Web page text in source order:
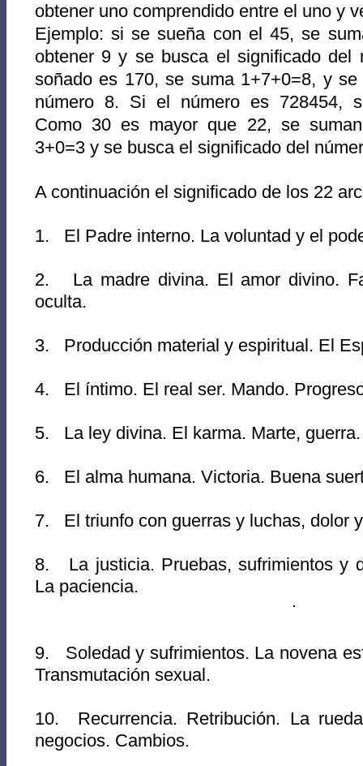
obtener uno comprendido entre el uno y
Ejemplo: si se sueña con el 45, se
obtener 9 y se busca el significado del
soñado es 170, se suma 1+7+0=8, y
número 8. Si el número es 728454,
Como 30 es mayor que 22, se
3+0=3 y se busca el significado del
A continuación el significado de los 22
1. El Padre interno. La voluntad y el
2. La madre divina. El amor divino.
oculta.
3. Producción material y espiritual. El
4. El íntimo. El real ser. Mando.
5. La ley divina. El karma. Marte, guerra.
6. El alma humana. Victoria. Buena
7. El triunfo con guerras y luchas, dolor
8. La justicia. Pruebas, sufrimientos y
La paciencia.
9. Soledad y sufrimientos. La novena
Transmutación sexual.
10. Recurrencia. Retribución. La
negocios. Cambios.